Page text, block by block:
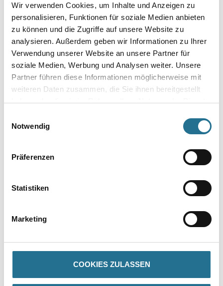
Wir verwenden Cookies, um Inhalte und Anzeigen zu
personalisieren, Funktionen für soziale Medien anbieten
zu können und die Zugriffe auf unsere Website zu
analysieren. Außerdem geben wir Informationen zu Ihrer
Verwendung unserer Website an unsere Partner für
soziale Medien, Werbung und Analysen weiter. Unsere
Partner führen diese Informationen möglicherweise mit
weiteren Daten zusammen, die Sie ihnen bereitgestellt
haben oder die sie im Rahmen Ihrer Nutzung der Dienste
Notwendig
Präferenzen
Statistiken
Marketing
COOKIES ZULASSEN
Gebinde
Umrechnungsfaktoren
Produkteigenschaft
- Elastisch
- Abriebfest
- Gute Haftung auf den meisten porengeschlossenen